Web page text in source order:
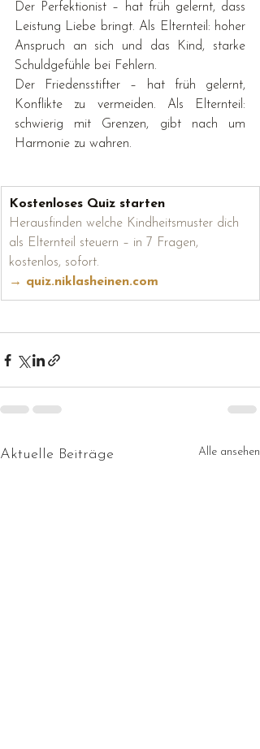
Der Perfektionist – hat früh gelernt, dass
Leistung Liebe bringt. Als Elternteil: hoher
Anspruch an sich und das Kind, starke
Schuldgefühle bei Fehlern.
Der Friedensstifter – hat früh gelernt,
Konflikte zu vermeiden. Als Elternteil:
schwierig mit Grenzen, gibt nach um
Harmonie zu wahren.
Kostenloses Quiz starten
Herausfinden welche Kindheitsmuster dich
als Elternteil steuern – in 7 Fragen,
kostenlos, sofort.
→ quiz.niklasheinen.com
Aktuelle Beiträge Alle ansehen